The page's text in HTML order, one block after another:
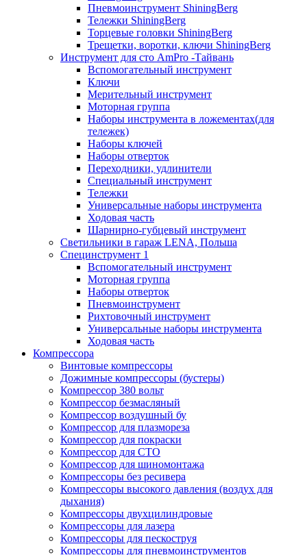
Пневмоинструмент ShiningBerg
Тележки ShiningBerg
Торцевые головки ShiningBerg
Трещетки, воротки, ключи ShiningBerg
Инструмент для сто AmPro -Тайвань
Вспомогательный инструмент
Ключи
Мерительный инструмент
Моторная группа
Наборы инструмента в ложементах(для
тележек)
Наборы ключей
Наборы отверток
Переходники, удлинители
Специальный инструмент
Тележки
Универсальные наборы инструмента
Ходовая часть
Шарнирно-губцевый инструмент
Светильники в гараж LENA, Польша
Специнструмент 1
Вспомогательный инструмент
Моторная группа
Наборы отверток
Пневмоинструмент
Рихтовочный инструмент
Универсальные наборы инструмента
Ходовая часть
Компрессора
Винтовые компрессоры
Дожимные компрессоры (бустеры)
Компрессор 380 вольт
Компрессор безмасляный
Компрессор воздушный бу
Компрессор для плазмореза
Компрессор для покраски
Компрессор для СТО
Компрессор для шиномонтажа
Компрессоры без ресивера
Компрессоры высокого давления (воздух для
дыхания)
Компрессоры двухцилиндровые
Компрессоры для лазера
Компрессоры для пескоструя
Компрессоры для пневмоинструментов